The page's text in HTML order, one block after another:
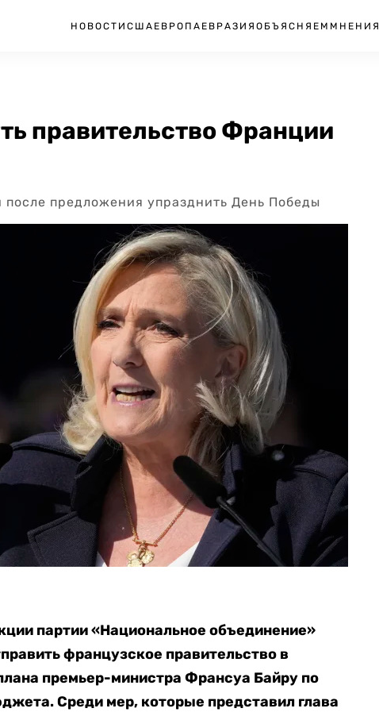
НОВОСТИ США ЕВРОПА ЕВРАЗИЯ ОБЪЯСНЯЕМ МНЕНИЯ
правительство Франции
предложения упразднить День Победы
партии «Национальное объединение»
французское правительство в
премьер-министра Франсуа Байру по
Среди мер, которые представил глава